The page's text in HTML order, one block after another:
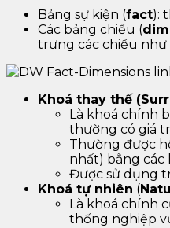
Bảng sự kiện (fact):
Các bảng chiều (
trưng các chiều như
Khoá thay thế
Là khoá chính
thường có giá
Thường được
nhất) bằng các
Được sử dụng
Khoá tự nhiên (
Là khoá chính
thống nghiệp